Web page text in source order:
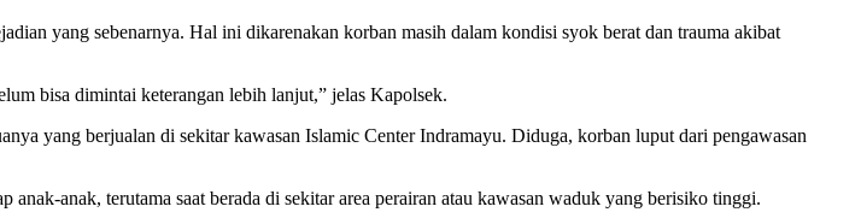
yang sebenarnya. Hal ini dikarenakan korban masih dalam kondisi syok berat dan trauma akibat
bisa dimintai keterangan lebih lanjut,” jelas Kapolsek.
yang berjualan di sekitar kawasan Islamic Center Indramayu. Diduga, korban luput dari pengawasan
anak, terutama saat berada di sekitar area perairan atau kawasan waduk yang berisiko tinggi.